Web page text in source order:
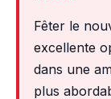
Fêter le
excellente
dans une
plus